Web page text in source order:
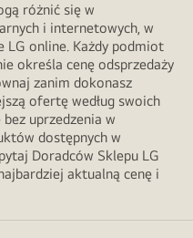
różnić się w
i internetowych, w
online. Każdy podmiot
określa cenę odsprzedaży
zanim dokonasz
ofertę według swoich
uprzedzenia w
dostępnych w
Doradców Sklepu LG
aktualną cenę i